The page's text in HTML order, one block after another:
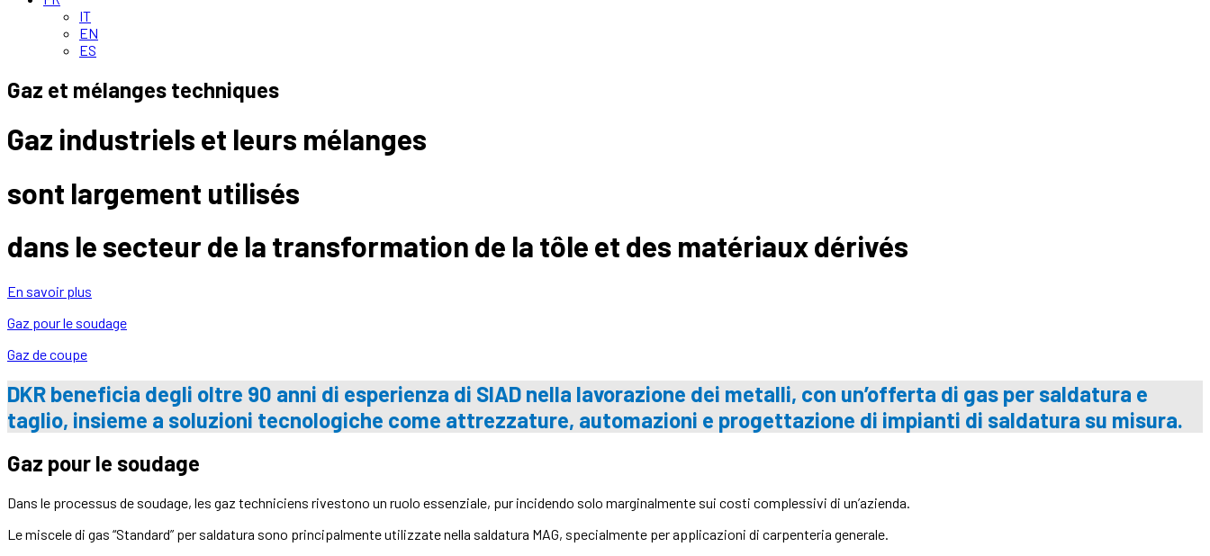
IT
EN
ES
Gaz et mélanges techniques
Gaz industriels et leurs mélanges
sont largement utilisés
dans le secteur de la transformation de la tôle et des matériaux dérivés
En savoir plus
Gaz pour le soudage
Gaz de coupe
DKR beneficia degli oltre 90 anni di esperienza di SIAD nella lavorazione dei metalli, con un’offerta di gas per saldatura e
taglio, insieme a soluzioni tecnologiche come attrezzature, automazioni e progettazione di impianti di saldatura su misura.
Gaz pour le soudage
Dans le processus de soudage, les gaz techniciens rivestono un ruolo essenziale, pur incidendo solo marginalmente sui costi complessivi di un’azienda.
Le miscele di gas “Standard” per saldatura sono principalmente utilizzate nella saldatura MAG, specialmente per applicazioni di carpenteria generale.